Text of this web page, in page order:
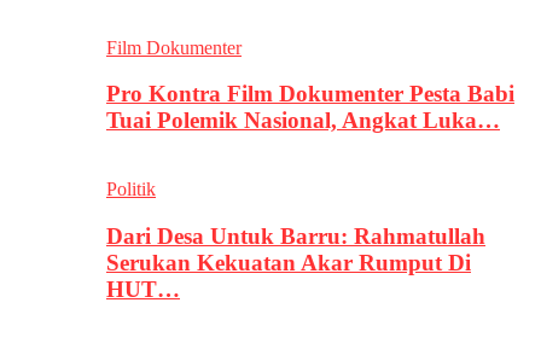
Film Dokumenter
Pro Kontra Film Dokumenter Pesta Babi
Tuai Polemik Nasional, Angkat Luka…
Politik
Dari Desa Untuk Barru: Rahmatullah
Serukan Kekuatan Akar Rumput Di
HUT…